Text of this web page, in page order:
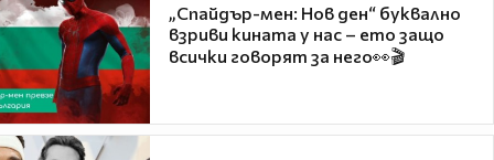
„Спайдър-мен: Нов ден“ буквално
взриви кината у нас – ето защо
всички говорят за него👀🎬